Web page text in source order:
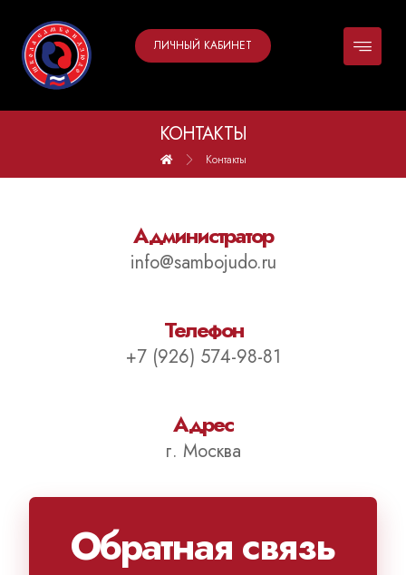
ЛИЧНЫЙ КАБИНЕТ
КОНТАКТЫ
Контакты
Администратор
info@sambojudo.ru
Телефон
+7 (926) 574-98-81
Адрес
г. Москва
Обратная связь